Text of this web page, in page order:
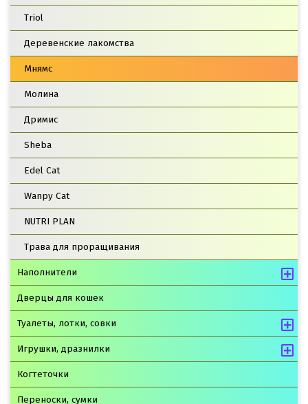
Triol
Деревенские лакомства
Мнямс
Молина
Дримис
Sheba
Edel Cat
Wanpy Cat
NUTRI PLAN
Трава для проращивания
Наполнители
Дверцы для кошек
Туалеты, лотки, совки
Игрушки, дразнилки
Когтеточки
Переноски, сумки